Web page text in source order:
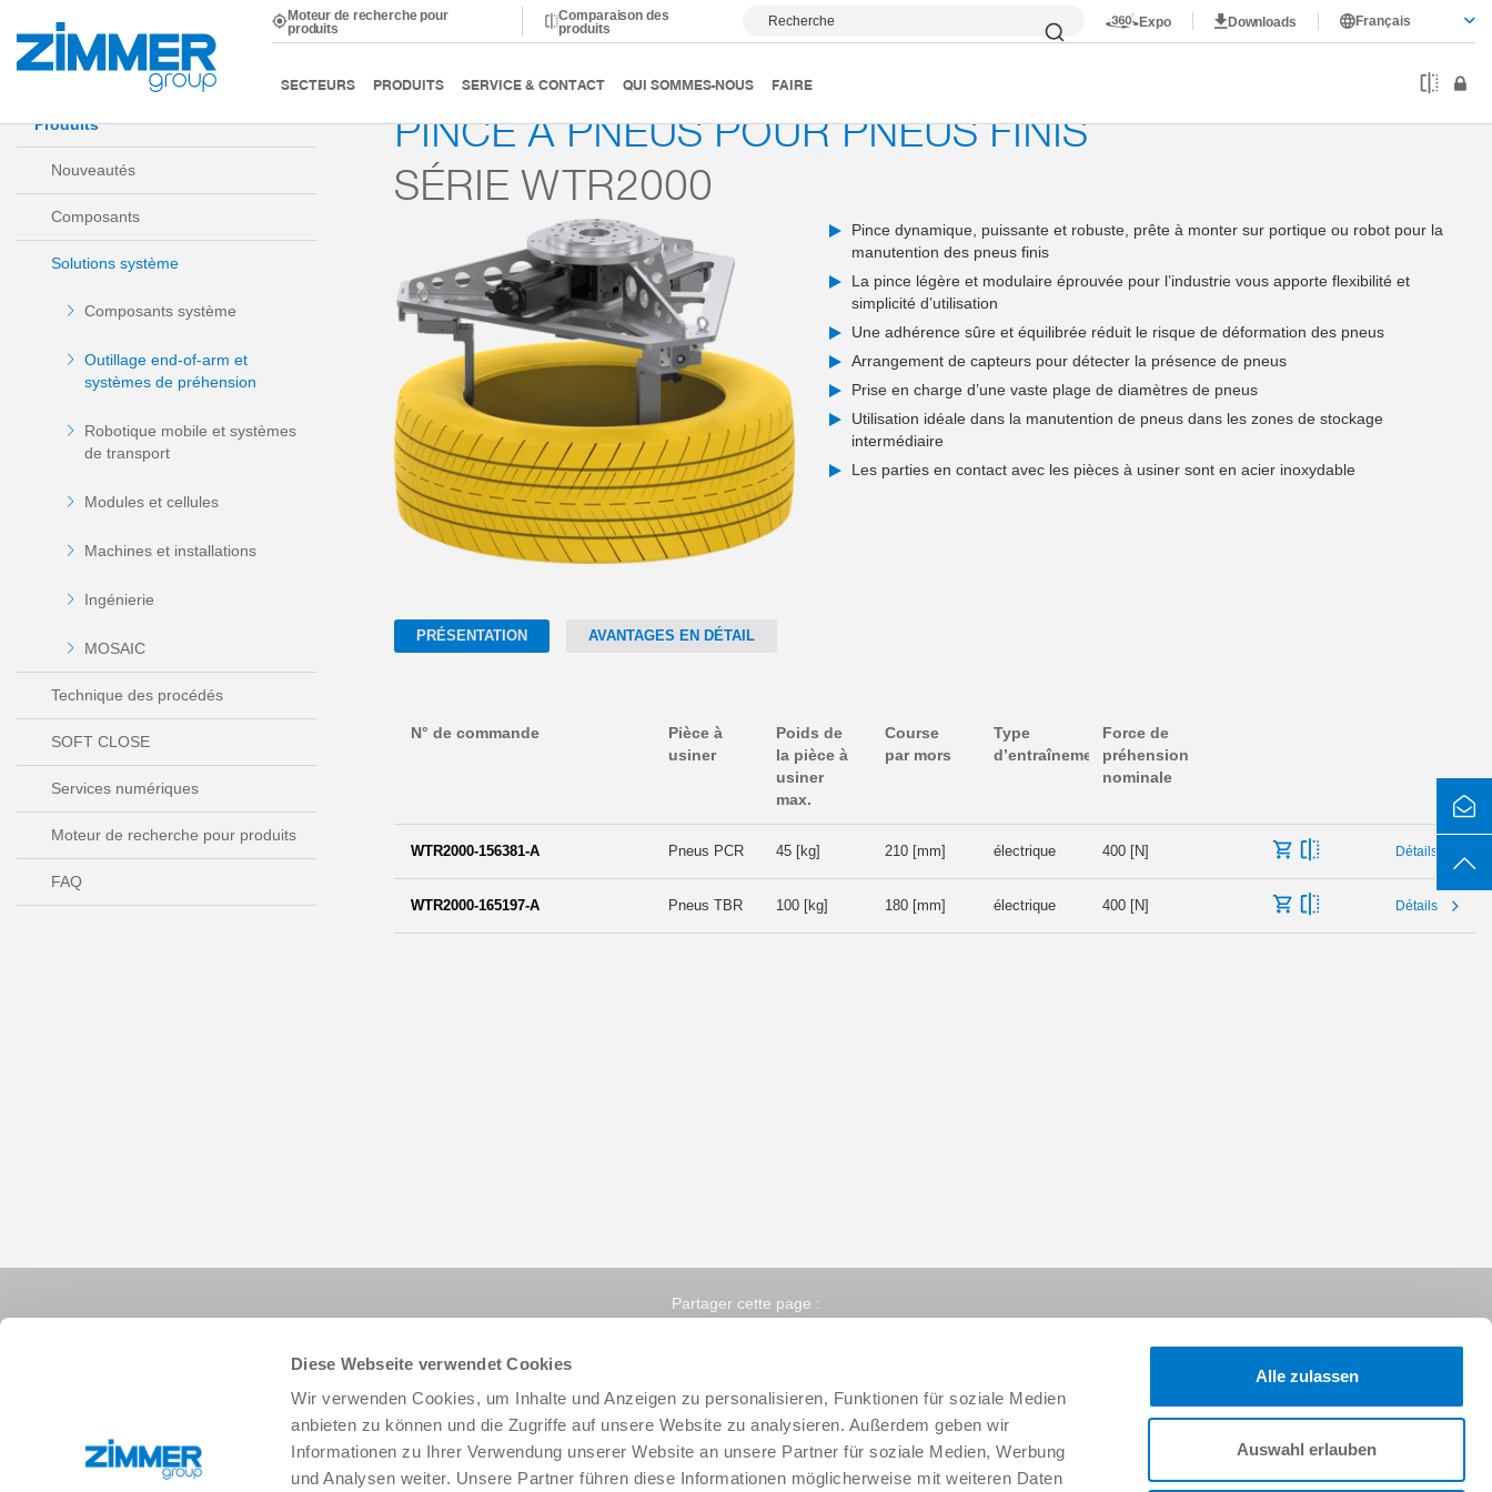
Diese Webseite verwendet Cookies
Wir verwenden Cookies, um Inhalte und Anzeigen zu personalisieren, Funktionen für soziale Medien
anbieten zu können und die Zugriffe auf unsere Website zu analysieren. Außerdem geben wir
Informationen zu Ihrer Verwendung unserer Website an unsere Partner für soziale Medien, Werbung
und Analysen weiter. Unsere Partner führen diese Informationen möglicherweise mit weiteren Daten
Alle zulassen
Auswahl erlauben
Moteur de recherche pour
produits
Comparaison des
produits
Recherche Expo Downloads Français
SECTEURS PRODUITS SERVICE & CONTACT QUI SOMMES-NOUS FAIRE
Démarrage Produits Solutions système Outillage end-of-arm et systèmes de préhension Systèmes de préhension Roues, pneus et jantes Pince expansible à 3 mors
Produits
Nouveautés
Composants
Solutions système
Composants système
Outillage end-of-arm et
systèmes de préhension
Robotique mobile et systèmes
de transport
Modules et cellules
Machines et installations
Ingénierie
MOSAIC
Technique des procédés
SOFT CLOSE
Services numériques
Moteur de recherche pour produits
FAQ
PINCE À PNEUS POUR PNEUS FINIS
SÉRIE WTR2000
Pince dynamique, puissante et robuste, prête à monter sur portique ou robot pour la
manutention des pneus finis
La pince légère et modulaire éprouvée pour l’industrie vous apporte flexibilité et
simplicité d’utilisation
Une adhérence sûre et équilibrée réduit le risque de déformation des pneus
Arrangement de capteurs pour détecter la présence de pneus
Prise en charge d’une vaste plage de diamètres de pneus
Utilisation idéale dans la manutention de pneus dans les zones de stockage
intermédiaire
Les parties en contact avec les pièces à usiner sont en acier inoxydable
PRÉSENTATION AVANTAGES EN DÉTAIL
N° de commande
Pièce à
usiner
Poids de
la pièce à
usiner
max.
Course
par mors
Type
d’entraînement
Force de
préhension
nominale
WTR2000-156381-A Pneus PCR 45 [kg] 210 [mm] électrique 400 [N] Détails
WTR2000-165197-A Pneus TBR 100 [kg] 180 [mm] électrique 400 [N] Détails
Partager cette page :
+33 388 833896 info.fr@zimmer-group.com Suivez-nous sur :